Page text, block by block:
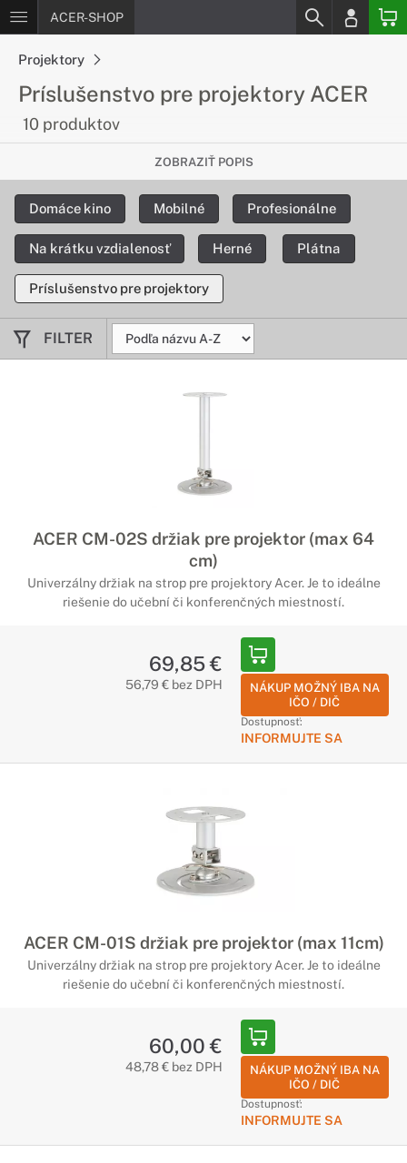
ACER-SHOP
Projektory
Príslušenstvo pre projektory ACER
10 produktov
Vhodné doplnky k projektorom
K projektorom značky Acer si môžete dopriať množstvo
doplnkov, ktoré vám uľahčia každodennú prácu so
ZOBRAZIŤ POPIS
Domáce kino Mobilné Profesionálne
Na krátku vzdialenosť Herné Plátna
Príslušenstvo pre projektory
FILTER
ACER CM-02S držiak pre projektor (max 64
cm)
Univerzálny držiak na strop pre projektory Acer. Je to ideálne
riešenie do učební či konferenčných miestností.
69,85 €
56,79 € bez DPH
NÁKUP MOŽNÝ IBA NA
IČO / DIČ
Dostupnosť:
INFORMUJTE SA
ACER CM-01S držiak pre projektor (max 11cm)
Univerzálny držiak na strop pre projektory Acer. Je to ideálne
riešenie do učební či konferenčných miestností.
60,00 €
48,78 € bez DPH
NÁKUP MOŽNÝ IBA NA
IČO / DIČ
Dostupnosť:
INFORMUJTE SA